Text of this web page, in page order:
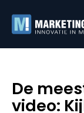
De
video: